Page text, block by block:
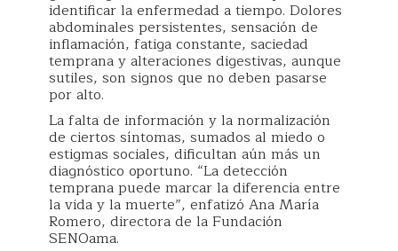
identificar la enfermedad a tiempo. Dolores
abdominales persistentes, sensación de
inflamación, fatiga constante, saciedad
temprana y alteraciones digestivas, aunque
sutiles, son signos que no deben pasarse
por alto.
La falta de información y la normalización
de ciertos síntomas, sumados al miedo o
estigmas sociales, dificultan aún más un
diagnóstico oportuno. “La detección
temprana puede marcar la diferencia entre
la vida y la muerte”, enfatizó Ana María
Romero, directora de la Fundación
SENOama.